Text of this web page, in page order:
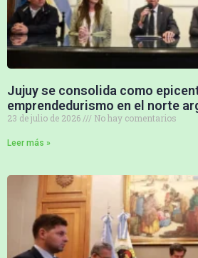
Jujuy se consolida como
emprendedurismo en el norte
23 de julio de 2026 No hay comentarios
Leer más »